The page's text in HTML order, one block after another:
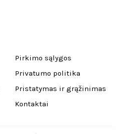
Pirkimo sąlygos
Privatumo politika
Pristatymas ir grąžinimas
Kontaktai